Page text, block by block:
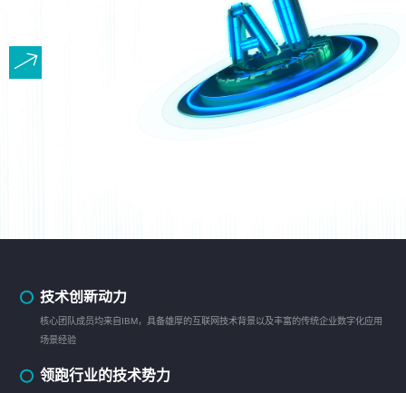
技术创新动力
核心团队成员均来自IBM，具备雄厚的互联网技术背景以及丰富的传统企业数字化应用
场景经验
领跑行业的技术势力